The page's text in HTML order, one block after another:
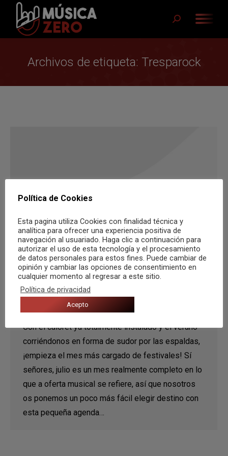
Buscar:
Archivos de etiqueta: Tresparock
Agenda de festivales – julio 2015
Recomendaciones Por
Con el caloret ya totalmente instalado y el verano
corriéndonos en forma de sudor por las espaldas,
¡empieza el mes más cargado de festivales! Sí
señores, julio es un mes realmente completo en lo
que a oferta musical se refiere, así que nosotros
os ponemos un poco más fácil elegir destino con
esta pequeña agenda…
Política de Cookies
Esta pagina utiliza Cookies con finalidad técnica y
analítica para ofrecer una experiencia positiva de
navegación al usuariado. Haga clic a continuación para
autorizar el uso de esta tecnología y el procesamiento
de datos personales para estos fines. Puede cambiar de
opinión y cambiar las opciones de consentimiento en
cualquier momento al regresar a este sitio.
Política de privacidad
Acepto